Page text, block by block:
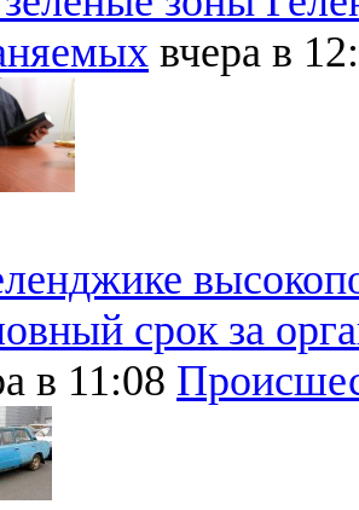
вчера в
срок за
в 11:08